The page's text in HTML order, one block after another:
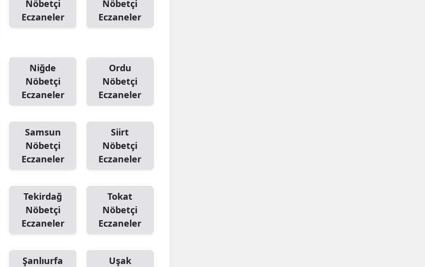
Nöbetçi
Eczaneler
Nöbetçi
Eczaneler
Niğde
Nöbetçi
Eczaneler
Ordu
Nöbetçi
Eczaneler
Samsun
Nöbetçi
Eczaneler
Siirt
Nöbetçi
Eczaneler
Tekirdağ
Nöbetçi
Eczaneler
Tokat
Nöbetçi
Eczaneler
Şanlıurfa
Uşak